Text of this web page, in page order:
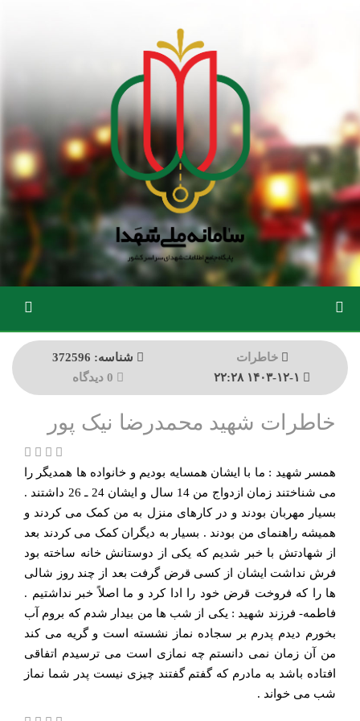
خاطرات
شناسه: 372596
۱۴۰۳-۱۲-۱ ۲۲:۲۸
خاطرات شهید محمدرضا نیک پور
همسر شهید : ما با ایشان همسایه بودیم و خانواده ها همدیگر را
می شناختند زمان ازدواج من 14 سال و ایشان 24 ـ 26 داشتند .
بسیار مهربان بودند و در کارهای منزل به من کمک می کردند و
همیشه راهنمای من بودند . بسیار به دیگران کمک می کردند بعد
از شهادتش با خبر شدیم که یکی از دوستانش خانه ساخته بود
فرش نداشت ایشان از کسی قرض گرفت بعد از چند روز شالی
ها را که فروخت قرض خود را ادا کرد و ما اصلاً خبر نداشتیم .
فاطمه- فرزند شهید : یکی از شب ها من بیدار شدم که بروم آب
بخورم دیدم پدرم بر سجاده نماز نشسته است و گریه می کند
من آن زمان نمی دانستم چه نمازی است می ترسیدم اتفاقی
افتاده باشد به مادرم که گفتم گفتند چیزی نیست پدر شما نماز
شب می خواند .